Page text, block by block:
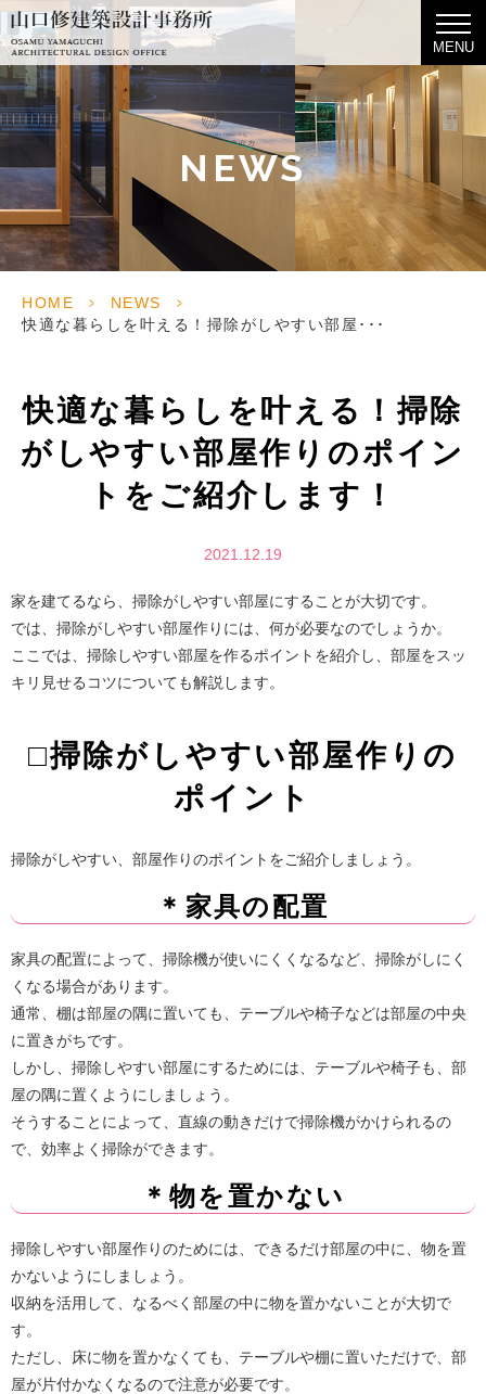
MENU
NEWS
HOME > NEWS
>
快適な暮らしを叶える！掃除がしやすい部屋･･･
快適な暮らしを叶える！掃除
がしやすい部屋作りのポイン
トをご紹介します！
2021.12.19
家を建てるなら、掃除がしやすい部屋にすることが大切です。
では、掃除がしやすい部屋作りには、何が必要なのでしょうか。
ここでは、掃除しやすい部屋を作るポイントを紹介し、部屋をスッ
キリ見せるコツについても解説します。
□掃除がしやすい部屋作りの
ポイント
掃除がしやすい、部屋作りのポイントをご紹介しましょう。
＊家具の配置
家具の配置によって、掃除機が使いにくくなるなど、掃除がしにく
くなる場合があります。
通常、棚は部屋の隅に置いても、テーブルや椅子などは部屋の中央
に置きがちです。
しかし、掃除しやすい部屋にするためには、テーブルや椅子も、部
屋の隅に置くようにしましょう。
そうすることによって、直線の動きだけで掃除機がかけられるの
で、効率よく掃除ができます。
＊物を置かない
掃除しやすい部屋作りのためには、できるだけ部屋の中に、物を置
かないようにしましょう。
収納を活用して、なるべく部屋の中に物を置かないことが大切で
す。
ただし、床に物を置かなくても、テーブルや棚に置いただけで、部
屋が片付かなくなるので注意が必要です。